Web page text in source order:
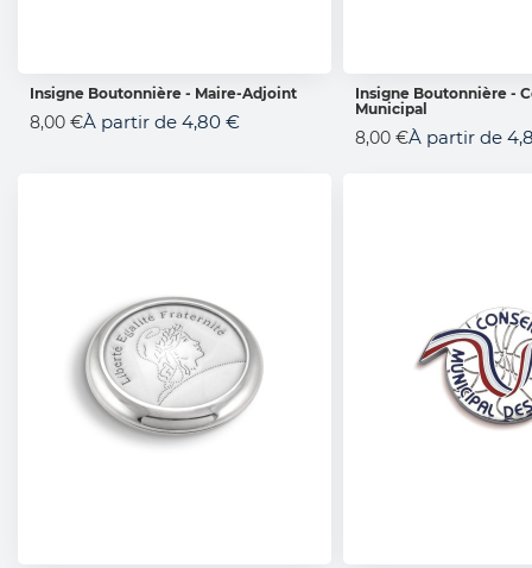
Insigne Boutonnière - Maire-Adjoint
8,00 €À partir de 4,80 €
AJOUTER AU
Insigne Boutonnière -
Municipal
8,00 €À partir de